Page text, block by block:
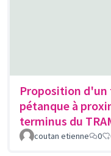
Proposition d'un
pétanque à
terminus du
coutan etienne 0